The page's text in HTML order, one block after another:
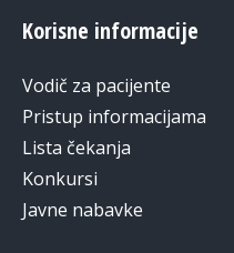
Korisne informacije
Vodič za pacijente
Pristup informacijama
Lista čekanja
Konkursi
Javne nabavke